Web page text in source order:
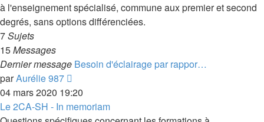
à l'enseignement spécialisé, commune aux premier et second
degrés, sans options différenciées.
7Sujets
15Messages
Dernier message Besoin d'éclairage par rappor…
parAurélie 987
le
dernier
04 mars 2020 19:20
Le 2CA-SH - In memoriam